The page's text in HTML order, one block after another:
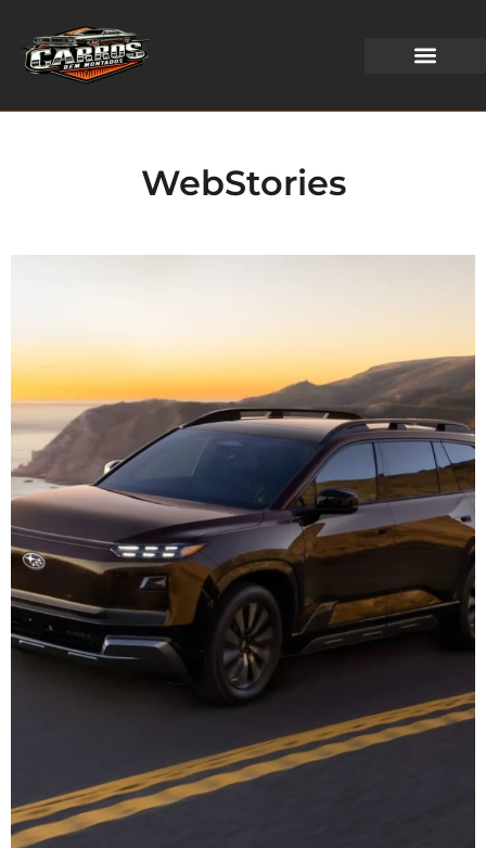
WebStories